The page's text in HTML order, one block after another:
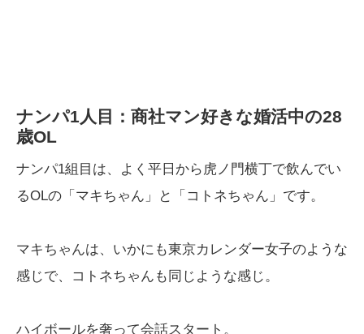
ナンパ1人目：商社マン好きな婚活中の28
歳OL
ナンパ1組目は、よく平日から虎ノ門横丁で飲んでい
るOLの「マキちゃん」と「コトネちゃん」です。
マキちゃんは、いかにも東京カレンダー女子のような
感じで、コトネちゃんも同じような感じ。
ハイボールを奢って会話スタート。